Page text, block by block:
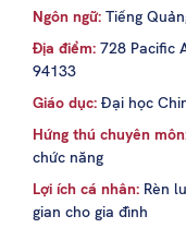
Ngôn ngữ: Tiếng
Địa điểm: 728 Pacific
94133
Giáo dục: Đại học
Hứng thú chuyên
chức năng
Lợi ích cá nhân: Rèn
gian cho gia đình